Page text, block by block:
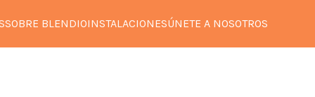
SOBRE BLENDIOINSTALACIONESÚNETE A NOSOTROS